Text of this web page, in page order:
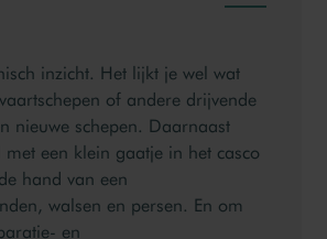
inzicht. Het lijkt je wel wat
of andere drijvende
nieuwe schepen. Daarnaast
een klein gaatje in het casco
hand van een
walsen en persen. En om
en